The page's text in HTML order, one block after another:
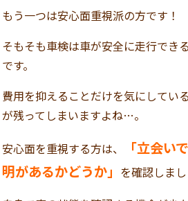
もう一つは安心面重視派の方です！
そもそも車検は車が安全に走行でき
です。
費用を抑えることだけを気にしてい
が残ってしまいますよね…。
安心面を重視する方は、
「立会い
明があるかどうか」 を確認しまし